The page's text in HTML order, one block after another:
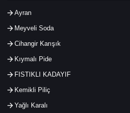
Ayran
Meyveli Soda
Cihangir Karışık
Kıymalı Pide
FISTIKLI KADAYIF
Kemikli Piliç
Yağlı Karalı